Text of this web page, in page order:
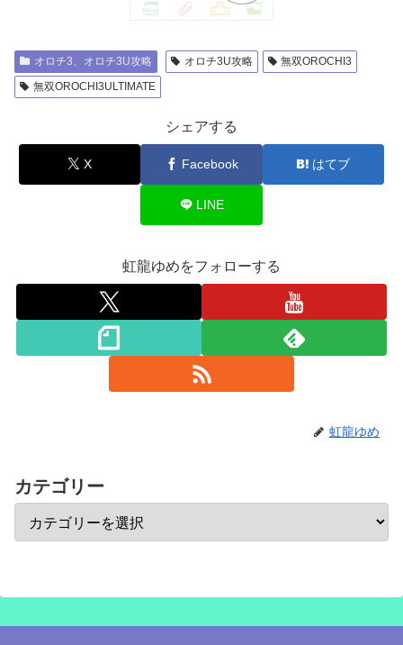
オロチ3、オロチ3U攻略 オロチ3U攻略
無双OROCHI3
無双OROCHI3ULTIMATE
シェアする
X Facebook はてブ
LINE
虹龍ゆめをフォローする
虹龍ゆめ
カテゴリー